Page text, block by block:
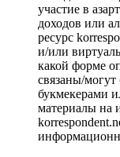
участие в
доходов или
ресурс
и/или
какой форме
связаны/
букмекерами
материалы на